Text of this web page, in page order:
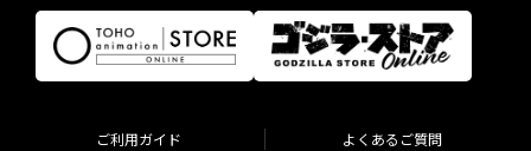
ご利用ガイド よくあるご質問